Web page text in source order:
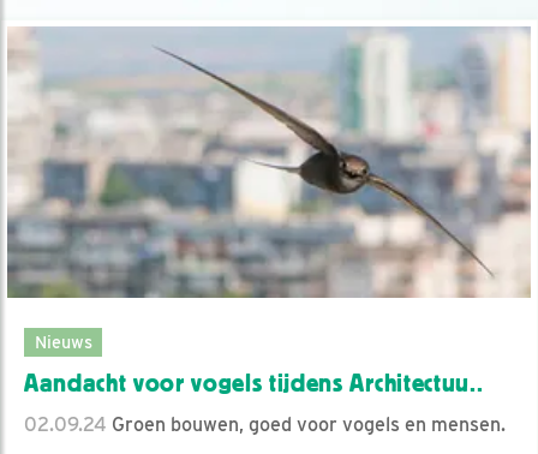
Nieuws
Aandacht voor vogels tijdens Architectuu..
02.09.24 Groen bouwen, goed voor vogels en mensen.